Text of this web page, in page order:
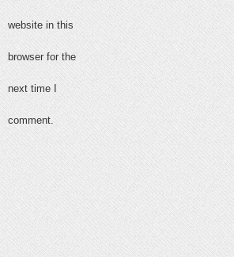
website in this
browser for the
next time I
comment.